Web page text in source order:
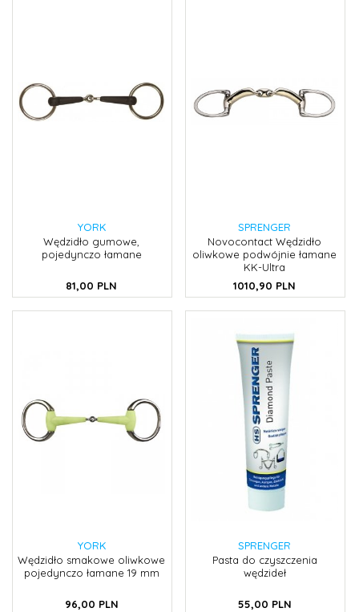
YORK
Wędzidło gumowe,
pojedynczo łamane
81,00 PLN
SPRENGER
Novocontact Wędzidło
oliwkowe podwójnie łamane
KK-Ultra
1010,90 PLN
YORK
Wędzidło smakowe oliwkowe
pojedynczo łamane 19 mm
96,00 PLN
SPRENGER
Pasta do czyszczenia
wędzideł
55,00 PLN